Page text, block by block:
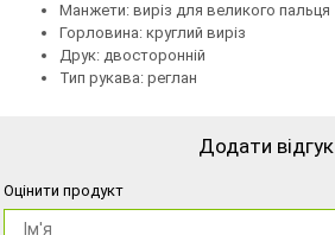
Манжети: виріз для великого пальця
Горловина: круглий виріз
Друк: двосторонній
Тип рукава: реглан
Додати відгук
Оцінити продукт